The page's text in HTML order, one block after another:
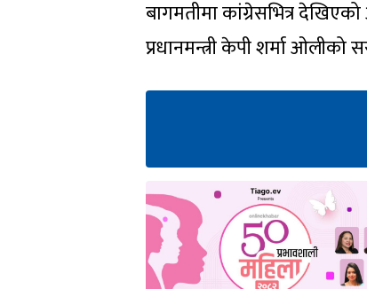
बागमतीमा कांग्रेसभित्र
प्रधानमन्त्री केपी शर्मा